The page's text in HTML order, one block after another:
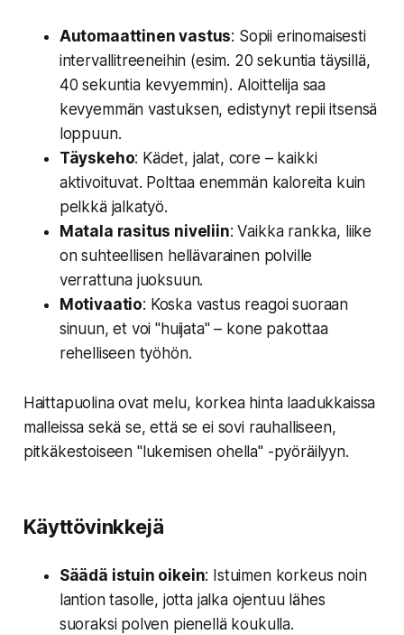
Automaattinen vastus: Sopii erinomaisesti
intervallitreeneihin (esim. 20 sekuntia täysillä,
40 sekuntia kevyemmin). Aloittelija saa
kevyemmän vastuksen, edistynyt repii itsensä
loppuun.
Täyskeho: Kädet, jalat, core – kaikki
aktivoituvat. Polttaa enemmän kaloreita kuin
pelkkä jalkatyö.
Matala rasitus niveliin: Vaikka rankka, liike
on suhteellisen hellävarainen polville
verrattuna juoksuun.
Motivaatio: Koska vastus reagoi suoraan
sinuun, et voi "huijata" – kone pakottaa
rehelliseen työhön.
Haittapuolina ovat melu, korkea hinta laadukkaissa
malleissa sekä se, että se ei sovi rauhalliseen,
pitkäkestoiseen "lukemisen ohella" -pyöräilyyn.
Käyttövinkkejä
Säädä istuin oikein: Istuimen korkeus noin
lantion tasolle, jotta jalka ojentuu lähes
suoraksi polven pienellä koukulla.